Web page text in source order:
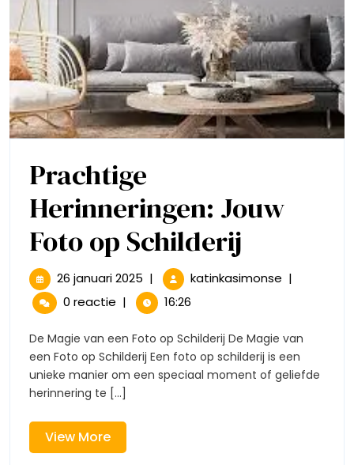
Prachtige
Herinneringen: Jouw
Foto op Schilderij
Foto
op
26 januari 2025 26
januari
2025
| katinkasimonse Prachtige
op
Schilderij
|
0 reactie | 16:26
De Magie van een Foto op Schilderij De Magie van
een Foto op Schilderij Een foto op schilderij is een
unieke manier om een speciaal moment of geliefde
herinnering te [...]
View MoreView
More